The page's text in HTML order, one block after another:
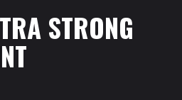
STRONG